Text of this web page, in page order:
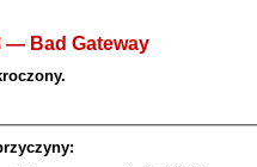
— Bad Gateway